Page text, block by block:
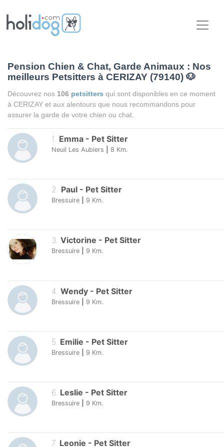
Pension Chien & Chat, Garde Animaux : Nos
meilleurs Petsitters à CERIZAY (79140) 🐶
Découvrez nos 106 petsitters qui sont disponibles en ce moment
à CERIZAY et aux alentours que nous recommandons pour
assurer la garde de votre chien ou chat.
1. Emma - Pet Sitter
Neuil Les Aubiers 8 Km.
2. Paul - Pet Sitter
Bressuire 9 Km.
3. Victorine - Pet Sitter
Bressuire 9 Km.
4 Wendy - Pet Sitter
Bressuire 9 Km.
5 Emilie - Pet Sitter
Bressuire 9 Km.
6. Leslie - Pet Sitter
Bressuire 9 Km.
7. Leonie - Pet Sitter